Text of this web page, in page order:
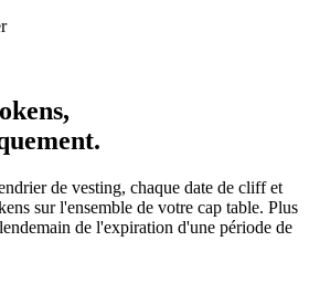
de vesting, chaque date de cliff et
sur l'ensemble de votre cap table. Plus
de l'expiration d'une période de